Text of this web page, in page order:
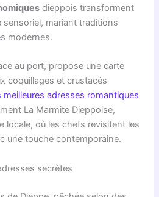
dieppois transforment
mariant traditions
modernes.
au port, propose une carte
coquillages et crustacés
meilleures adresses romantiques
La Marmite Dieppoise,
locale, où les chefs revisitent les
une touche contemporaine.
secrètes